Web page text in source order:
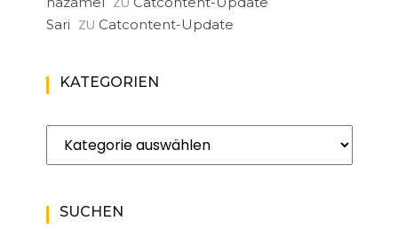
Sari ZU Catcontent-Update
KATEGORIEN
Kategorien
SUCHEN